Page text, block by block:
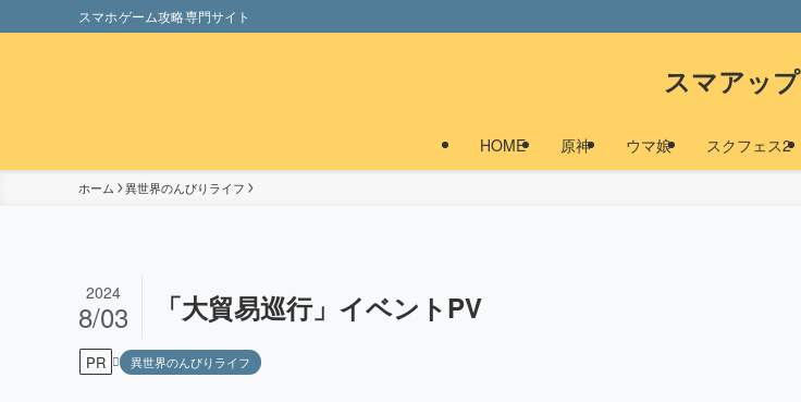
スマホゲーム攻略専門サイト
スマアップ
HOME 原神 ウマ娘 スクフェス2
ホーム 異世界のんびりライフ
「大貿易巡行」イベントPV
2024
8/03
PR 異世界のんびりライフ